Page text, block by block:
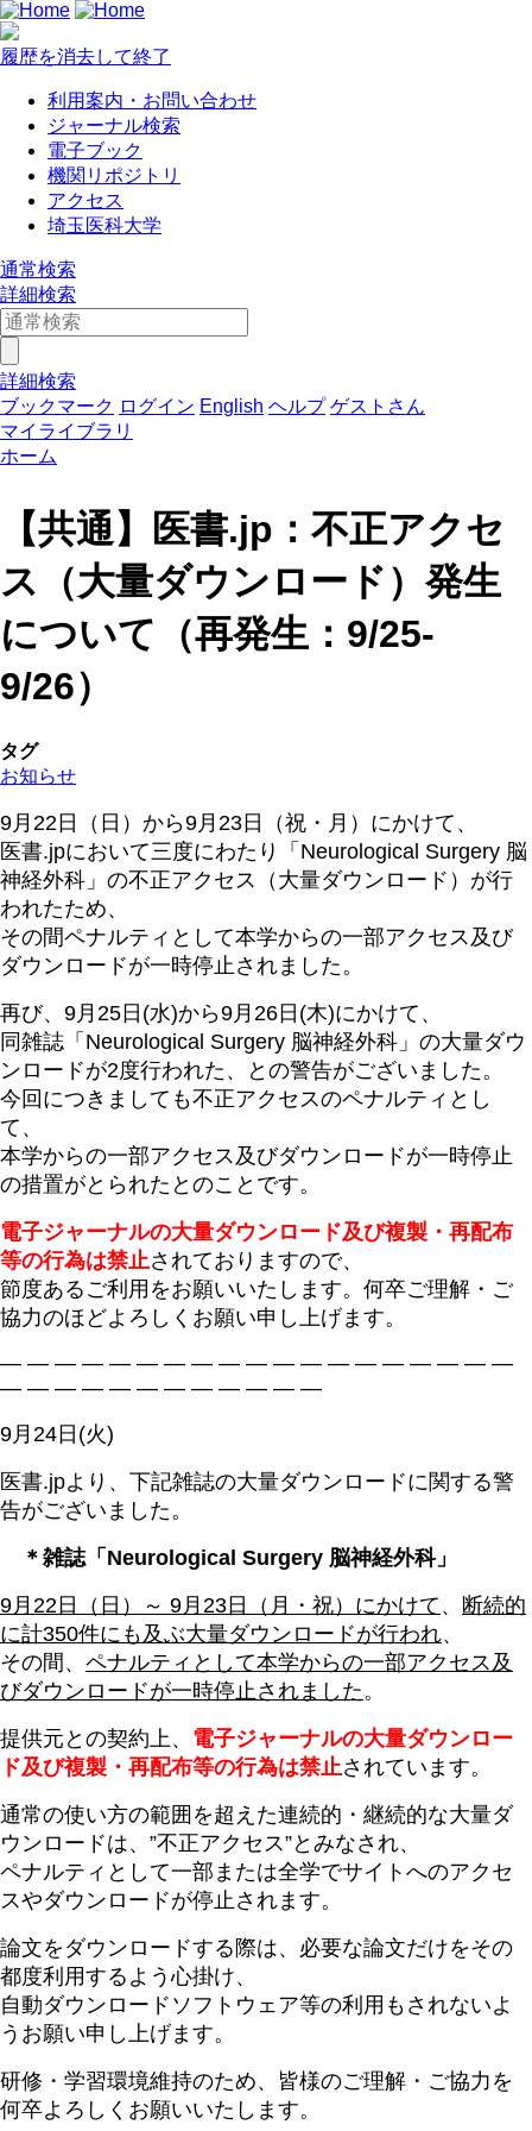
履歴を消去して終了
利用案内・お問い合わせ
ジャーナル検索
電子ブック
機関リポジトリ
アクセス
埼玉医科大学
通常検索
詳細検索
詳細検索
ブックマーク ログイン English ヘルプ ゲストさん
マイライブラリ
ホーム
【共通】医書.jp：不正アクセ
ス（大量ダウンロード）発生
について（再発生：9/25-
9/26）
タグ
お知らせ
9月22日（日）から9月23日（祝・月）にかけて、
医書.jpにおいて三度にわたり「Neurological Surgery 脳
神経外科」の不正アクセス（大量ダウンロード）が行
われたため、
その間ペナルティとして本学からの一部アクセス及び
ダウンロードが一時停止されました。
再び、9月25日(水)から9月26日(木)にかけて、
同雑誌「Neurological Surgery 脳神経外科」の大量ダウ
ンロードが2度行われた、との警告がございました。
今回につきましても不正アクセスのペナルティとし
て、
本学からの一部アクセス及びダウンロードが一時停止
の措置がとられたとのことです。
電子ジャーナルの大量ダウンロード及び複製・再配布
等の行為は禁止されておりますので、
節度あるご利用をお願いいたします。何卒ご理解・ご
協力のほどよろしくお願い申し上げます。
― ― ― ― ― ― ― ― ― ― ― ― ― ― ― ― ― ― ―
― ― ― ― ― ― ― ― ― ― ― ―
9月24日(火)
医書.jpより、下記雑誌の大量ダウンロードに関する警
告がございました。
＊雑誌「Neurological Surgery 脳神経外科」
9月22日（日）～ 9月23日（月・祝）にかけて 、 断続的
に計350件にも及ぶ大量ダウンロードが行われ、
その間、 ペナルティとして本学からの一部アクセス及
びダウンロードが一時停止されました 。
提供元との契約上、 電子ジャーナルの大量ダウンロー
ド及び複製・再配布等の行為は禁止されています。
通常の使い方の範囲を超えた連続的・継続的な大量ダ
ウンロードは、”不正アクセス”とみなされ、
ペナルティとして一部または全学でサイトへのアクセ
スやダウンロードが停止されます。
論文をダウンロードする際は、必要な論文だけをその
都度利用するよう心掛け、
自動ダウンロードソフトウェア等の利用もされないよ
うお願い申し上げます。
研修・学習環境維持のため、皆様のご理解・ご協力を
何卒よろしくお願いいたします。